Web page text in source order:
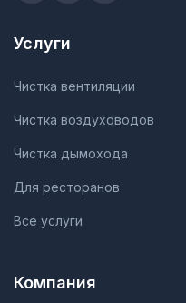
Услуги
Чистка вентиляции
Чистка воздуховодов
Чистка дымохода
Для ресторанов
Все услуги
Компания